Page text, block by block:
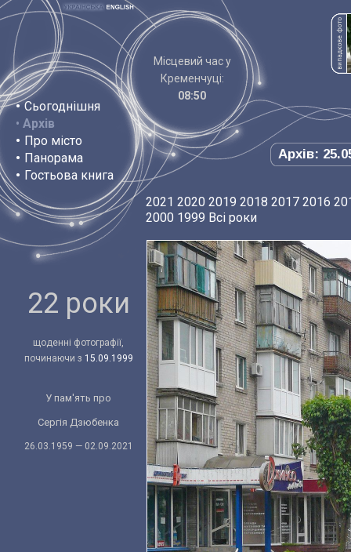
• Сьогоднішня
• Архів
• Про місто
• Панорама
• Гостьова книга
Місцевий час у
Кременчуці:
08:50
Архів:
22 роки
щоденні фотографії,
починаючи з 15.09.1999
У пам'ять про
Сергія Дзюбенка
26.03.1959 — 02.09.2021
2021 2020 2019 2018 2017 2016
2000 1999 Всі роки